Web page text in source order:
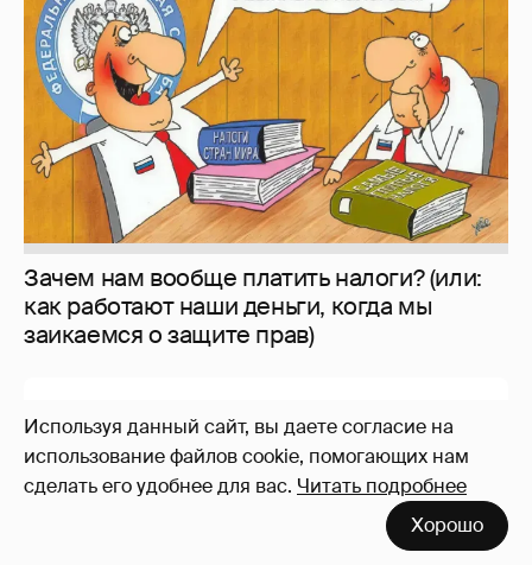
Используя данный сайт, вы даете согласие на
использование файлов cookie, помогающих нам
сделать его удобнее для вас. Читать подробнее
Хорошо
Зачем нам вообще платить налоги? (или:
как работают наши деньги, когда мы
заикаемся о защите прав)